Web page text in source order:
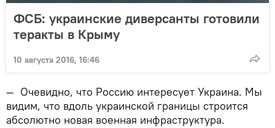
ФСБ: украинские диверсанты готовили
теракты в Крыму
10 августа 2016, 16:46
— Очевидно, что Россию интересует Украина. Мы
видим, что вдоль украинской границы строится
абсолютно новая военная инфраструктура.